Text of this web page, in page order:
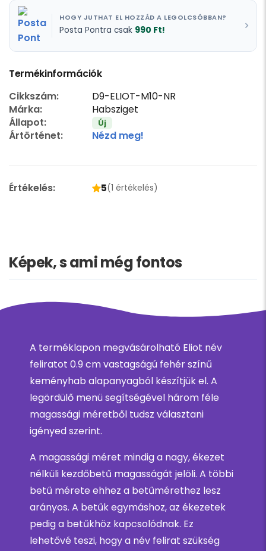
HOGY JUTHAT EL HOZZÁD A LEGOLCSÓBBAN?
Posta Pontra csak 990 Ft!
Termékinformációk
Cikkszám:
D9-ELIOT-M10-NR
Márka:
Habsziget
Állapot:
Új
Ártörténet: Nézd meg!
Értékelés: 5(1 értékelés)
Képek, s ami még fontos
A terméklapon megvásárolható Eliot név
feliratot 0.9 cm vastagságú fehér színű
keményhab alapanyagból készítjük el. A
legördülő menü segítségével három féle
magassági méretből tudsz választani
igényed szerint.
A magassági méret mindig a nagy, ékezet
nélküli kezdőbetű magasságát jelöli. A többi
betű mérete ehhez a betűmérethez lesz
arányos. A betűk egymáshoz, az ékezetek
pedig a betűkhöz kapcsolódnak. Ez
lehetővé teszi, hogy a név felirat szükség